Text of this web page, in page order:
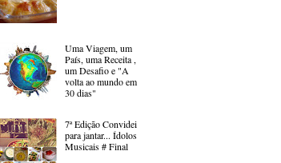
Uma Viagem, um
País, uma Receita ,
um Desafio e "A
volta ao mundo em
30 dias"
7ª Edição Convidei
para jantar... Ídolos
Musicais # Final